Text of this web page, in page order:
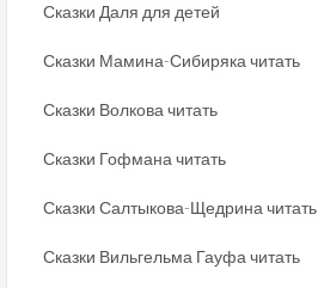
Сказки Даля для детей
Сказки Мамина-Сибиряка читать
Сказки Волкова читать
Сказки Гофмана читать
Сказки Салтыкова-Щедрина читать
Сказки Вильгельма Гауфа читать